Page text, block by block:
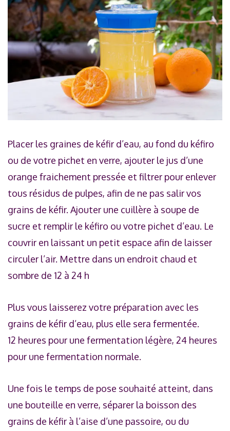
Placer les graines de kéfir d’eau, au fond du kéfiro
ou de votre pichet en verre, ajouter le jus d’une
orange fraichement pressée et filtrer pour enlever
tous résidus de pulpes, afin de ne pas salir vos
grains de kéfir. Ajouter une cuillère à soupe de
sucre et remplir le kéfiro ou votre pichet d’eau. Le
couvrir en laissant un petit espace afin de laisser
circuler l’air. Mettre dans un endroit chaud et
sombre de 12 à 24 h
Plus vous laisserez votre préparation avec les
grains de kéfir d’eau, plus elle sera fermentée.
12 heures pour une fermentation légère, 24 heures
pour une fermentation normale.
Une fois le temps de pose souhaité atteint, dans
une bouteille en verre, séparer la boisson des
grains de kéfir à l’aise d’une passoire, ou du